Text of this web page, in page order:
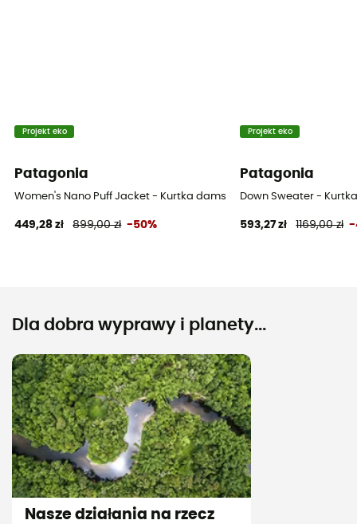
Projekt eko
Patagonia
Women's Nano Puff Jacket - Kurtka damski
449,28 zł 899,00 zł -50%
Projekt eko
Patagonia
Down Sweater -
593,27 zł 1169,00 zł -
Dla dobra wyprawy i planety...
Nasze działania na rzecz